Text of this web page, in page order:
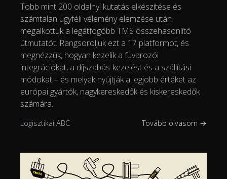
Több mint 200 oldalnyi kutatás elkészítése és
számtalan ügyféli vélemény elemzése után
megalkottuk a legátfogóbb TMS összehasonlító
útmutatót. Rangsoroljuk ezt a 17 platformot, és
megnézzük, hogyan kezelik a fuvarozói
integrációkat, a díjszabás-kezelést és a szállítási
módokat – és melyek nyújtják a legjobb értéket az
európai gyártók, nagykereskedők és kiskereskedők
számára.
Logisztikai ABC Tovább olvasom →